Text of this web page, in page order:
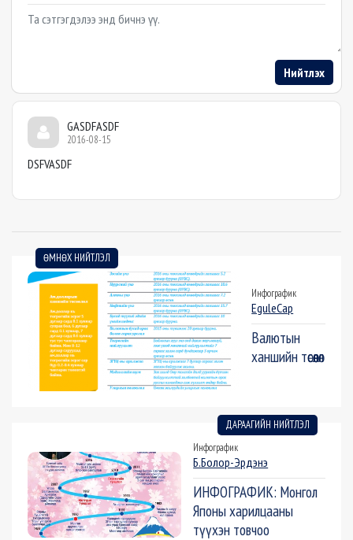
Example textarea
Нийтлэх
GASDFASDF
2016-08-15
DSFVASDF
ӨМНӨХ НИЙТЛЭЛ
Инфографик
EguleCap
Валютын
ханшийн төсөөлөл
ДАРААГИЙН НИЙТЛЭЛ
Инфографик
Б.Болор-Эрдэнэ
ИНФОГРАФИК: Монгол
Японы харилцааны
түүхэн товчоо